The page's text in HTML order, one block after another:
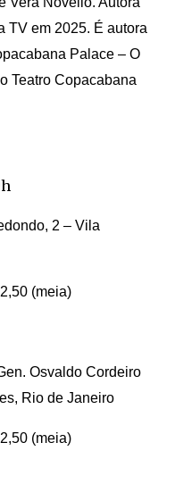
TV em 2025. É autora
Palace – O
Teatro Copacabana
2 – Vila
(meia)
Osvaldo Cordeiro
Rio de Janeiro
(meia)